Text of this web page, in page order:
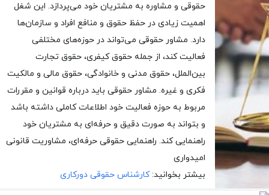
حقوقی و مشاوره به مشتریان خود می‌پردازد. این شغل
اهمیت زیادی در حفظ حقوق و منافع افراد و سازمان‌ها
دارد. مشاور حقوقی می‌تواند در حوزه‌های مختلفی
فعالیت کند، از جمله حقوق کیفری، حقوق تجارت
بین‌الملل، حقوق مدنی و خانوادگی، حقوق مالی و مالکیت
فکری و غیره. مشاور حقوقی باید درباره قوانین و مقررات
مربوط به حوزه فعالیت خود اطلاعات کاملی داشته باشد
و بتواند به صورت دقیق و حرفه‌ای به مشتریان خود
راهنمایی کند. راهنمایی حقوقی حرفه‌ای، مشاوریت قانونی
امیدواری
بیشتر بخوانید:کارشناس حقوقی دورکاری